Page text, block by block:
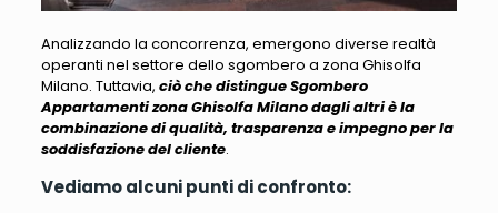
Analizzando la concorrenza, emergono diverse realtà
operanti nel settore dello sgombero a zona Ghisolfa
Milano. Tuttavia, ciò che distingue Sgombero
Appartamenti zona Ghisolfa Milano dagli altri è la
combinazione di qualità, trasparenza e impegno per la
soddisfazione del cliente.
Vediamo alcuni punti di confronto: